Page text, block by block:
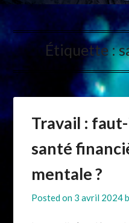
Étiquette :
Travail :
santé
mentale ?
Posted on 3 avril 2024